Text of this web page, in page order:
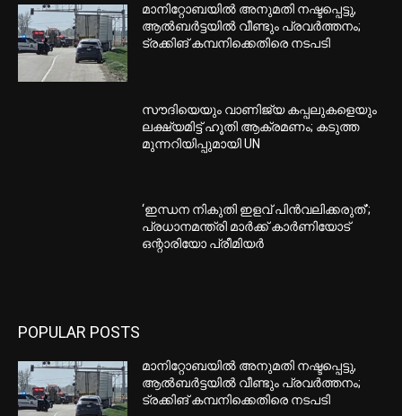
മാനിറ്റോബയിൽ അനുമതി നഷ്ടപ്പെട്ടു,
ആൽബർട്ടയിൽ വീണ്ടും പ്രവർത്തനം;
ട്രക്കിങ് കമ്പനിക്കെതിരെ നടപടി
സൗദിയെയും വാണിജ്യ കപ്പലുകളെയും
ലക്ഷ്യമിട്ട് ഹൂതി ആക്രമണം; കടുത്ത
മുന്നറിയിപ്പുമായി UN
‘ഇന്ധന നികുതി ഇളവ് പിൻവലിക്കരുത്’;
പ്രധാനമന്ത്രി മാർക്ക് കാർണിയോട്
ഒന്റാരിയോ പ്രീമിയർ
POPULAR POSTS
മാനിറ്റോബയിൽ അനുമതി നഷ്ടപ്പെട്ടു,
ആൽബർട്ടയിൽ വീണ്ടും പ്രവർത്തനം;
ട്രക്കിങ് കമ്പനിക്കെതിരെ നടപടി